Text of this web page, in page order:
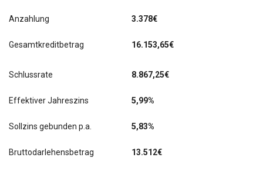
Anzahlung 3.378€
Gesamtkreditbetrag 16.153,65€
Schlussrate 8.867,25€
Effektiver Jahreszins 5,99%
Sollzins gebunden p.a. 5,83%
Bruttodarlehensbetrag 13.512€